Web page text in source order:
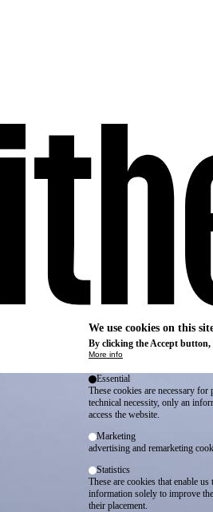
We use cookies on this
By clicking the Accept button,
More info
Essential
These cookies are necessary
technical necessity, only an
access the website.
Marketing
advertising and remarketing
Statistics
These are cookies that enable
information solely to improve
their placement.